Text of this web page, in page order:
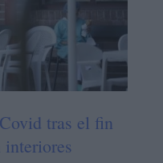
tras el fin
interiores